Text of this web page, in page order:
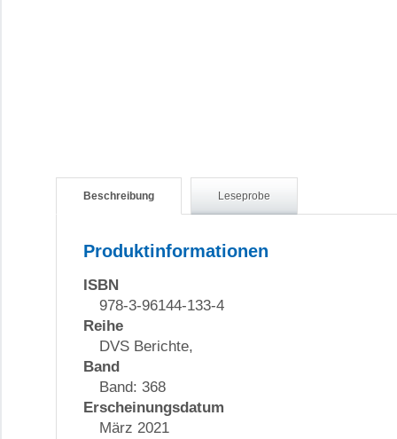
Beschreibung Leseprobe
Produktinformationen
ISBN
978-3-96144-133-4
Reihe
DVS Berichte,
Band
Band: 368
Erscheinungsdatum
März 2021